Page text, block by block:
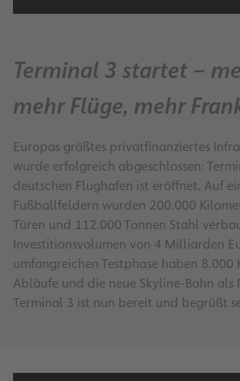
Terminal 3 startet –
mehr Flüge, mehr
Europas größtes privatfinanziertes
wurde erfolgreich abgeschlossen:
deutschen Flughafen ist eröffnet. Auf
Fußballfeldern wurden 200.000
Türen und 112.000 Tonnen Stahl
Investitionsvolumen von 4 Milliarden
umfangreichen Testphase haben 8.000
Abläufe und die neue Skyline-Bahn als
Terminal 3 ist nun bereit und begrüßt